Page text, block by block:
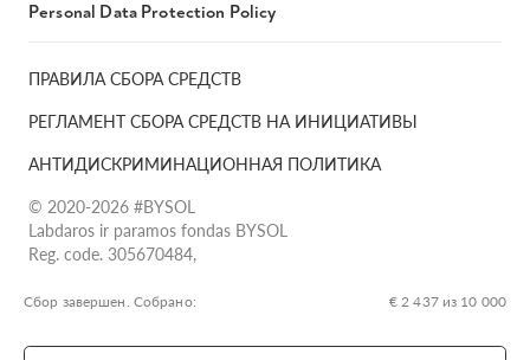
Сбор завершен. Собрано: € 2 437 из 10 000
ПРАВИЛА СБОРА СРЕДСТВ
РЕГЛАМЕНТ СБОРА СРЕДСТВ НА ИНИЦИАТИВЫ
АНТИДИСКРИМИНАЦИОННАЯ ПОЛИТИКА
© 2020-2026 #BYSOL
Labdaros ir paramos fondas BYSOL
Reg. code. 305670484,
g.17-1, LT-13253
SWIFT kodas HABALT22
Personal Data Protection Policy